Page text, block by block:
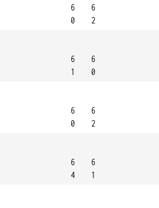
6
0
6
2
6
1
6
0
6
0
6
2
6
4
6
1